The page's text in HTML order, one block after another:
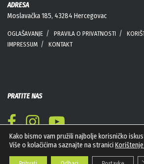
ADRESA
Moslavačka 185, 43284 Hercegovac
OGLAŠAVANJE PRAVILA O PRIVATNOSTI
IMPRESSUM
KONTAKT
PRATITE NAS
Kako bismo vam pružili najbolje korisničko
Više o kolačićima saznajte na stranici